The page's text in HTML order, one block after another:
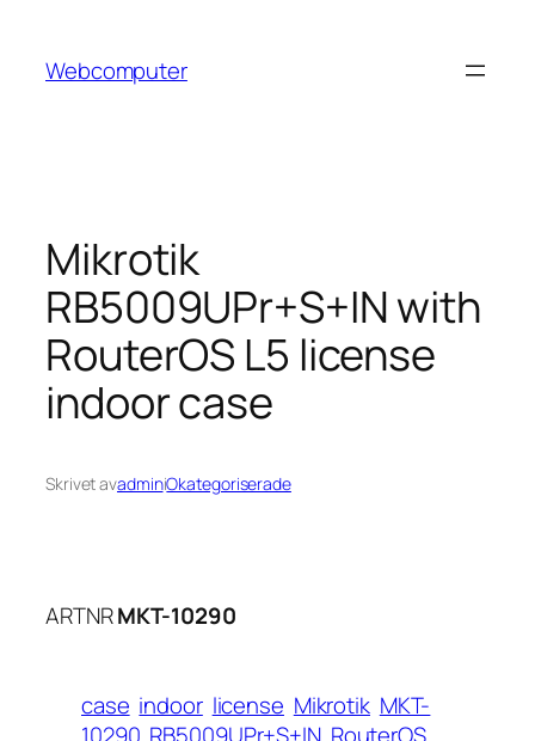
innehåll
Webcomputer
Mikrotik
RB5009UPr+S+IN with
RouterOS L5 license
indoor case
Skrivet avadminiOkategoriserade
ARTNRMKT-10290
case indoor license Mikrotik MKT-